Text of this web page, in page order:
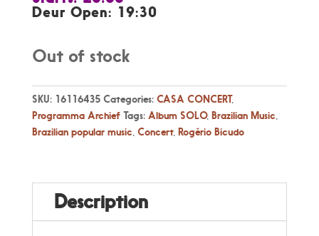
Deur Open: 19:30
Out of stock
SKU: 16116435 Categories: CASA CONCERT,
Programma Archief Tags: Album SOLO, Brazilian Music
Brazilian popular music Concert, Rogério Bicudo
Description